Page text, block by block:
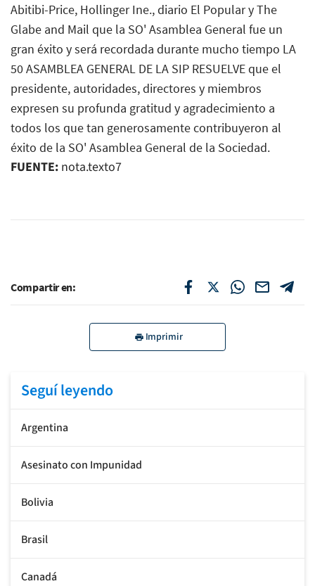
Abitibi-Price, Hollinger Ine., diario El Popular y The
Glabe and Mail que la SO' Asamblea General fue un
gran éxito y será recordada durante mucho tiempo LA
50 ASAMBLEA GENERAL DE LA SIP RESUELVE que el
presidente, autoridades, directores y miembros
expresen su profunda gratitud y agradecimiento a
todos los que tan generosamente contribuyeron al
éxito de la SO' Asamblea General de la Sociedad.
FUENTE: nota.texto7
Compartir en:
Imprimir
Seguí leyendo
Argentina
Asesinato con Impunidad
Bolivia
Brasil
Canadá